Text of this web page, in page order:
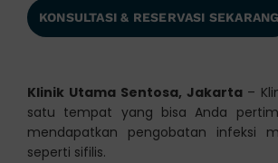
KONSULTASI & RESERVASI SEKARANG
Klinik Utama Sentosa, Jakarta–
satu tempat yang bisa Anda
mendapatkan pengobatan infeksi
seperti sifilis.